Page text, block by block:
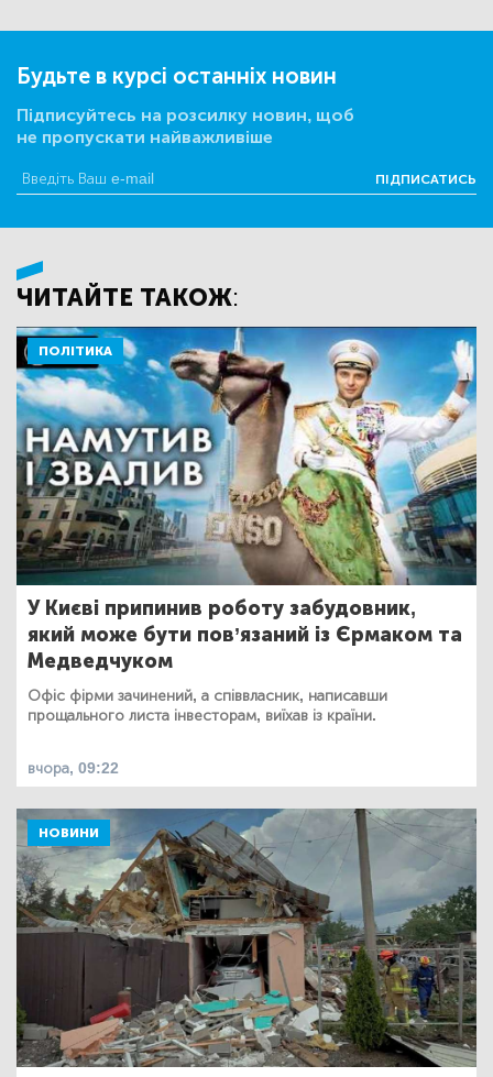
Будьте в курсі останніх новин
Підписуйтесь на розсилку новин, щоб
не пропускати найважливіше
ПІДПИСАТИСЬ
ЧИТАЙТЕ ТАКОЖ:
ПОЛІТИКА
У Києві припинив роботу забудовник,
який може бути пов’язаний із Єрмаком та
Медведчуком
Офіс фірми зачинений, а співвласник, написавши
прощального листа інвесторам, виїхав із країни.
вчора, 09:22
НОВИНИ